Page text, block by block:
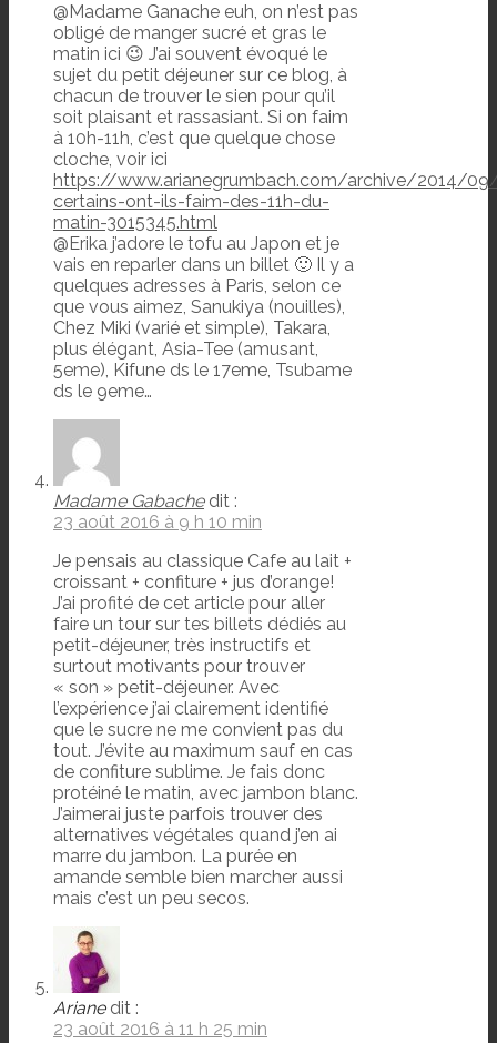
@Madame Ganache euh, on n’est pas
obligé de manger sucré et gras le
matin ici 😉 J’ai souvent évoqué le
sujet du petit déjeuner sur ce blog, à
chacun de trouver le sien pour qu’il
soit plaisant et rassasiant. Si on faim
à 10h-11h, c’est que quelque chose
cloche, voir ici
https://www.arianegrumbach.com/archive/2014/
certains-ont-ils-faim-des-11h-du-
matin-3015345.html
@Erika j’adore le tofu au Japon et je
vais en reparler dans un billet 🙂 Il y a
quelques adresses à Paris, selon ce
que vous aimez, Sanukiya (nouilles),
Chez Miki (varié et simple), Takara,
plus élégant, Asia-Tee (amusant,
5eme), Kifune ds le 17eme, Tsubame
ds le 9eme…
Madame Gabache dit :
23 août 2016 à 9 h 10 min
Je pensais au classique Cafe au lait +
croissant + confiture + jus d’orange!
J’ai profité de cet article pour aller
faire un tour sur tes billets dédiés au
petit-déjeuner, très instructifs et
surtout motivants pour trouver
« son » petit-déjeuner. Avec
l’expérience j’ai clairement identifié
que le sucre ne me convient pas du
tout. J’évite au maximum sauf en cas
de confiture sublime. Je fais donc
protéiné le matin, avec jambon blanc.
J’aimerai juste parfois trouver des
alternatives végétales quand j’en ai
marre du jambon. La purée en
amande semble bien marcher aussi
mais c’est un peu secos.
Ariane dit :
23 août 2016 à 11 h 25 min